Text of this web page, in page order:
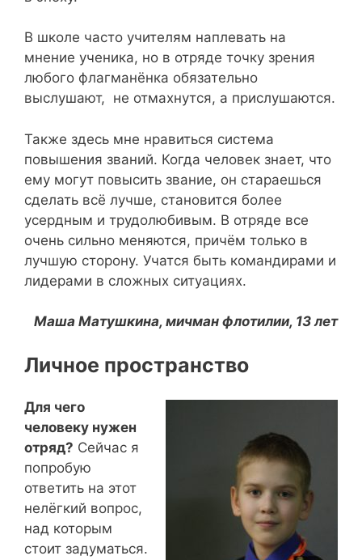
В школе часто учителям наплевать на
мнение ученика, но в отряде точку зрения
любого флагманёнка обязательно
выслушают, не отмахнутся, а прислушаются.
Также здесь мне нравиться система
повышения званий. Когда человек знает, что
ему могут повысить звание, он стараешься
сделать всё лучше, становится более
усердным и трудолюбивым. В отряде все
очень сильно меняются, причём только в
лучшую сторону. Учатся быть командирами и
лидерами в сложных ситуациях.
Маша Матушкина, мичман флотилии, 13 лет
Личное пространство
Для чего
человеку нужен
отряд? Сейчас я
попробую
ответить на этот
нелёгкий вопрос,
над которым
стоит задуматься.